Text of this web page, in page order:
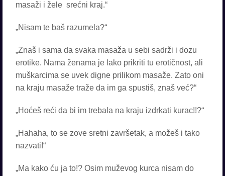
masaži i žele srećni kraj.“
„Nisam te baš razumela?“
„Znaš i sama da svaka masaža u sebi sadrži i dozu
erotike. Nama ženama je lako prikriti tu erotičnost, ali
muškarcima se uvek digne prilikom masaže. Zato oni
na kraju masaže traže da im ga spustiš, znaš već?“
„Hoćeš reći da bi im trebala na kraju izdrkati kurac!!?“
„Hahaha, to se zove sretni završetak, a možeš i tako
nazvati!“
„Ma kako ću ja to!? Osim muževog kurca nisam do